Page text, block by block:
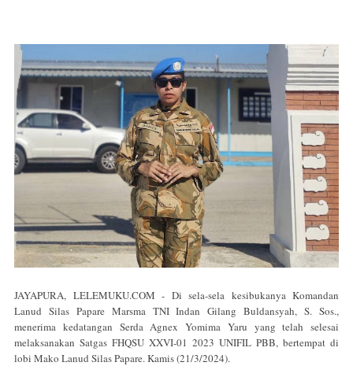
JAYAPURA, LELEMUKU.COM - Di sela-sela kesibukanya Komandan
Lanud Silas Papare Marsma TNI Indan Gilang Buldansyah, S. Sos.,
menerima kedatangan Serda Agnex Yomima Yaru yang telah selesai
melaksanakan Satgas FHQSU XXVI-01 2023 UNIFIL PBB, bertempat di
lobi Mako Lanud Silas Papare. Kamis (21/3/2024).